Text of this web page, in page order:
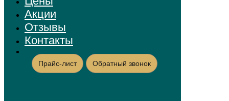
Акции
Отзывы
Контакты
Прайс-лист Обратный звонок